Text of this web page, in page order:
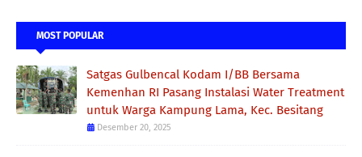
MOST POPULAR
Satgas Gulbencal Kodam I/BB Bersama
Kemenhan RI Pasang Instalasi Water Treatment
untuk Warga Kampung Lama, Kec. Besitang
Desember 20, 2025